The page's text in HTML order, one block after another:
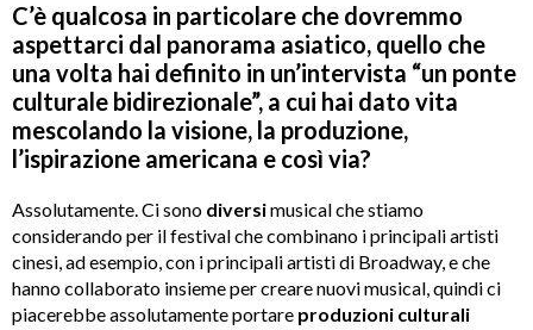
C’è qualcosa in particolare che dovremmo
aspettarci dal panorama asiatico, quello che
una volta hai definito in un’intervista “un ponte
culturale bidirezionale”, a cui hai dato vita
mescolando la visione, la produzione,
l’ispirazione americana e così via?
Assolutamente. Ci sono diversimusical che stiamo
considerando per il festival che combinano i principali artisti
cinesi, ad esempio, con i principali artisti di Broadway, e che
hanno collaborato insieme per creare nuovi musical, quindi ci
piacerebbe assolutamente portare produzioni culturali